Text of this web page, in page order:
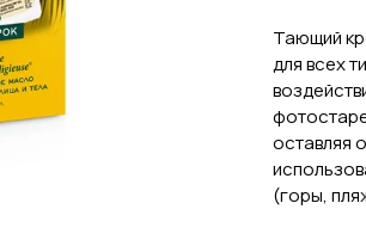
Тающий
для всех
оставляя
(горы,